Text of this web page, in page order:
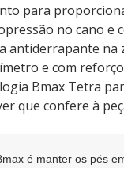
para
no cano
antiderrapante
e com
Bmax Tetra
que confere à
é manter os pés